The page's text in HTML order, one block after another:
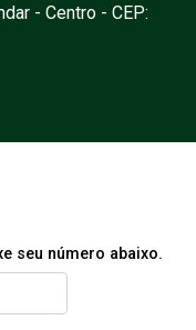
- Centro - CEP:
seu número abaixo.